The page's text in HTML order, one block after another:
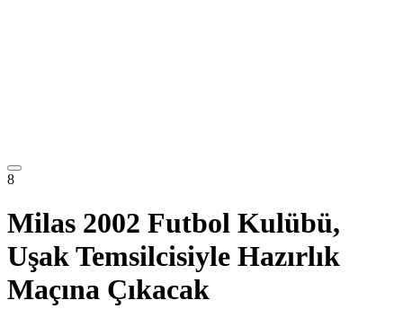
8
Milas 2002 Futbol Kulübü,
Uşak Temsilcisiyle Hazırlık
Maçına Çıkacak